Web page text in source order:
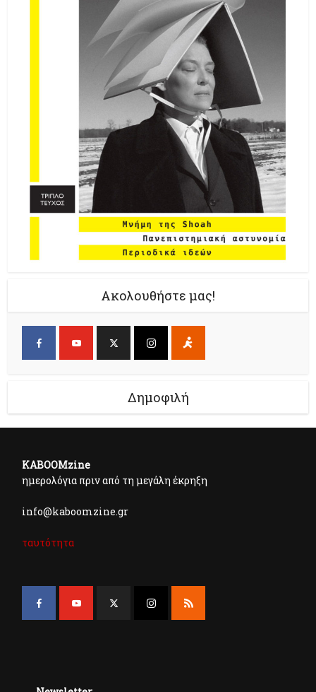
Ακολουθήστε μας!
Δημοφιλή
KABOOMzine
ημερολόγια πριν από τη μεγάλη έκρηξη
info@kaboomzine.gr
ταυτότητα